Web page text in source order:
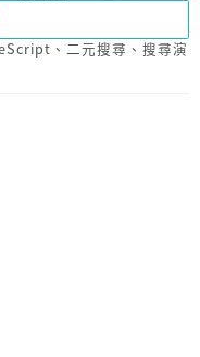
、 二元搜尋 、 搜尋演